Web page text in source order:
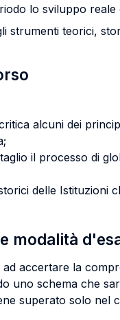
lo sviluppo
teorici,
alcuni dei
il processo di
delle Istituzioni
modalità
accertare la
uno schema che
superato solo